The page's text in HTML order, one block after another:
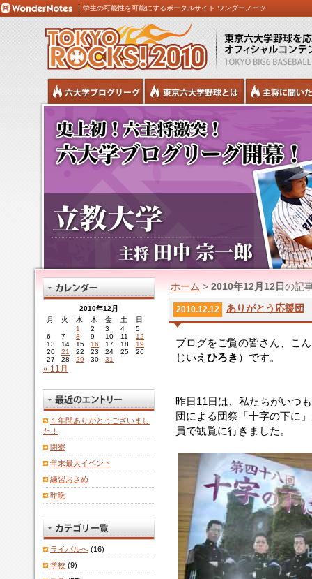
学生の可能性を可能にするポータルサイト ワンダーノーツ
ホーム > 2010年12月12日 の記
2010.12.12 ありがとう応援団
ブログをご覧の皆さん、こ
じいえ ひろき ）です。
昨日11日は、私たちがいつ
団による団祭「十字の下に
員で観覧に行きました。
2010年12月
月
火 水 木 金 土
日
1
2 3 4
5
6
7 8 9 10 11
12
13
14 15 16 17 18
19
20
21 22 23 24 25
26
27
28 29 30 31
« 11月
１年間ありがとうございまし
た！
閉寮
年末最大イベント
練習おさめ
昨晩
ライバルへ (16)
学校 (9)